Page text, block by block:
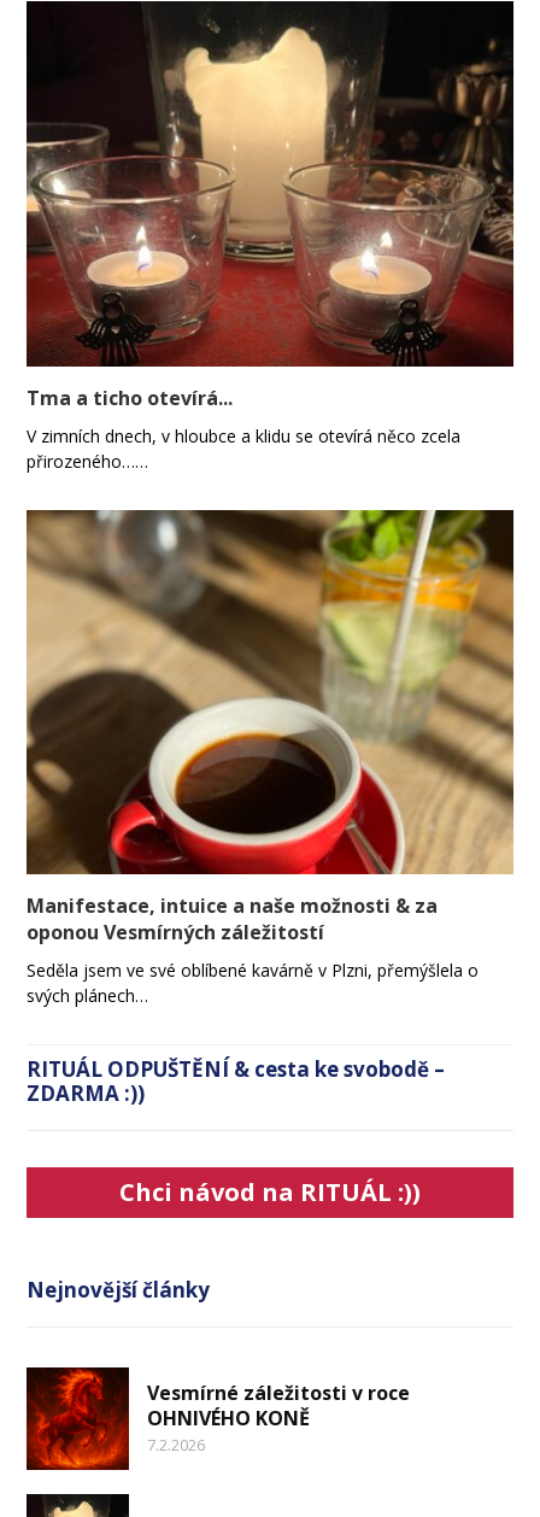
Tma a ticho otevírá...
V zimních dnech, v hloubce a klidu se otevírá něco zcela
přirozeného……
Manifestace, intuice a naše možnosti & za
oponou Vesmírných záležitostí
Seděla jsem ve své oblíbené kavárně v Plzni, přemýšlela o
svých plánech…
RITUÁL ODPUŠTĚNÍ & cesta ke svobodě –
ZDARMA :))
Chci návod na RITUÁL :))
Nejnovější články
Vesmírné záležitosti v roce
OHNIVÉHO KONĚ
7.2.2026